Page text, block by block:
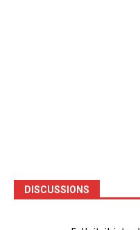
DISCUSSIONS